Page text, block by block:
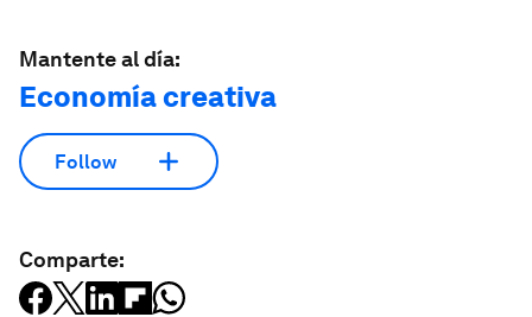
Mantente al día:
Economía creativa
Follow
Comparte: